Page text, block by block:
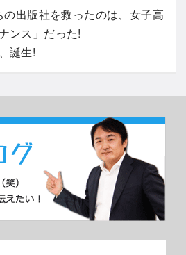
出版社を救ったのは、女子高
ンス」だった!
誕生!